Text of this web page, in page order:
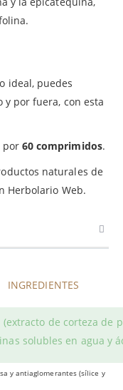
ideal, puedes
por fuera, con esta
por 60 comprimidos.
naturales de
Herbolario Web.
INGREDIENTES
(extracto de corteza de
solubles en agua y
y antiaglomerantes (sílice y